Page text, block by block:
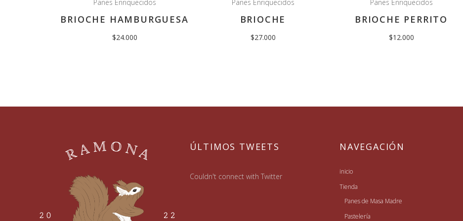
Panes Enriquecidos
BRIOCHE HAMBURGUESA
$24.000
Panes Enriquecidos
BRIOCHE
$27.000
Panes Enriquecidos
BRIOCHE PERRITO
$12.000
ÚLTIMOS TWEETS
Couldn't connect with Twitter
NAVEGACIÓN
inicio
Tienda
Panes de Masa Madre
Pastelería